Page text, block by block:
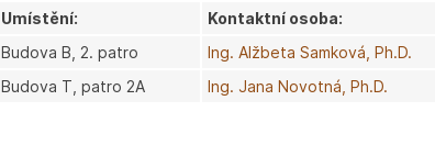
Umístění:
Kontaktní osoba:
Budova B, 2. patro
Ing. Alžbeta Samková, Ph.D.
Budova T, patro 2A
Ing. Jana Novotná, Ph.D.